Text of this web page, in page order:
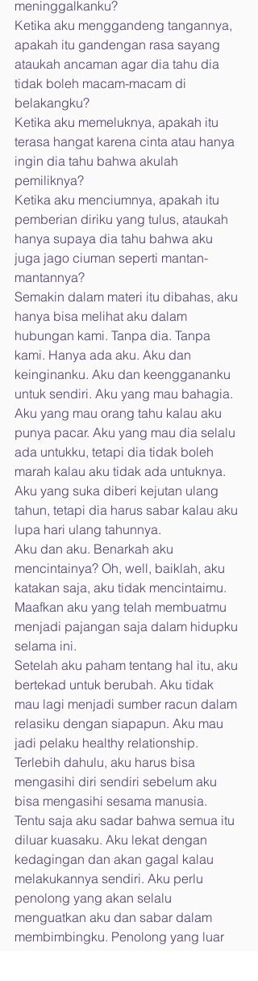
meninggalkanku?
Ketika aku menggandeng tangannya,
apakah itu gandengan rasa sayang
ataukah ancaman agar dia tahu dia
tidak boleh macam-macam di
belakangku?
Ketika aku memeluknya, apakah itu
terasa hangat karena cinta atau hanya
ingin dia tahu bahwa akulah
pemiliknya?
Ketika aku menciumnya, apakah itu
pemberian diriku yang tulus, ataukah
hanya supaya dia tahu bahwa aku
juga jago ciuman seperti mantan-
mantannya?
Semakin dalam materi itu dibahas, aku
hanya bisa melihat aku dalam
hubungan kami. Tanpa dia. Tanpa
kami. Hanya ada aku. Aku dan
keinginanku. Aku dan keenggananku
untuk sendiri. Aku yang mau bahagia.
Aku yang mau orang tahu kalau aku
punya pacar. Aku yang mau dia selalu
ada untukku, tetapi dia tidak boleh
marah kalau aku tidak ada untuknya.
Aku yang suka diberi kejutan ulang
tahun, tetapi dia harus sabar kalau aku
lupa hari ulang tahunnya.
Aku dan aku. Benarkah aku
mencintainya? Oh, well, baiklah, aku
katakan saja, aku tidak mencintaimu.
Maafkan aku yang telah membuatmu
menjadi pajangan saja dalam hidupku
selama ini.
Setelah aku paham tentang hal itu, aku
bertekad untuk berubah. Aku tidak
mau lagi menjadi sumber racun dalam
relasiku dengan siapapun. Aku mau
jadi pelaku healthy relationship.
Terlebih dahulu, aku harus bisa
mengasihi diri sendiri sebelum aku
bisa mengasihi sesama manusia.
Tentu saja aku sadar bahwa semua itu
diluar kuasaku. Aku lekat dengan
kedagingan dan akan gagal kalau
melakukannya sendiri. Aku perlu
penolong yang akan selalu
menguatkan aku dan sabar dalam
membimbingku. Penolong yang luar